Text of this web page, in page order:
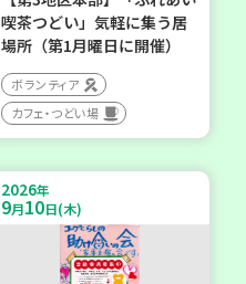
喫茶つどい」気軽に集う居
場所（第1月曜日に開催）
ボランティア
カフェ・つどい場
2026年
9月10日(木)